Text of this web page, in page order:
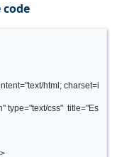
code
html; charset=i
type="text/css"  title="Es